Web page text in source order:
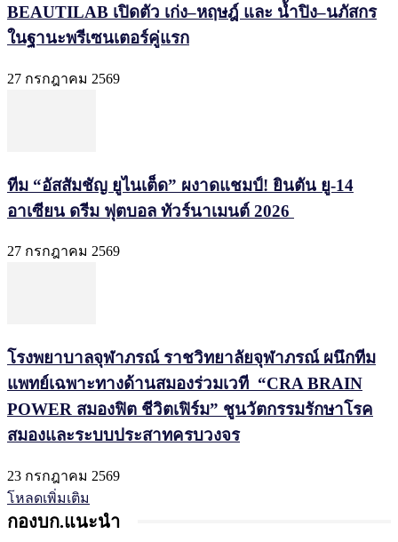
BEAUTILAB เปิดตัว เก่ง–หฤษฎ์ และ น้ำปิง–นภัสกร
ในฐานะพรีเซนเตอร์คู่แรก
27 กรกฎาคม 2569
ทีม “อัสสัมชัญ ยูไนเต็ด” ผงาดแชมป์! ยินตัน ยู-14
อาเซียน ดรีม ฟุตบอล ทัวร์นาเมนต์ 2026
27 กรกฎาคม 2569
โรงพยาบาลจุฬาภรณ์ ราชวิทยาลัยจุฬาภรณ์ ผนึกทีม
แพทย์เฉพาะทางด้านสมองร่วมเวที “CRA BRAIN
POWER สมองฟิต ชีวิตเฟิร์ม” ชูนวัตกรรมรักษาโรค
สมองและระบบประสาทครบวงจร
23 กรกฎาคม 2569
โหลดเพิ่มเติม
กองบก.แนะนำ